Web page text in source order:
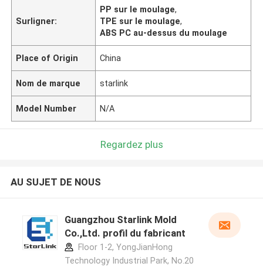
Surligner:
PP sur le moulage,
TPE sur le moulage,
ABS PC au-dessus du moulage
Place of Origin China
Nom de marque starlink
Model Number N/A
Regardez plus
AU SUJET DE NOUS
Guangzhou Starlink Mold
Co.,Ltd. profil du fabricant
Floor 1-2, YongJianHong
Technology Industrial Park, No.20